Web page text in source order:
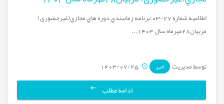
اطلاعیه شماره 27-03:برنامه زمانبندي دوره هاي مجازي(غیرحضوری)
مربيان28مهرماه سال 1403...
توسط مدیریت خبر 1403/07/25
ادامه مطلب